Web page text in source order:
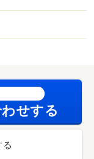
せする